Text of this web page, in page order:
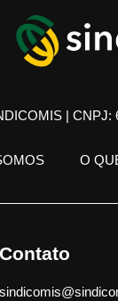
| CNPJ:
O
Contato